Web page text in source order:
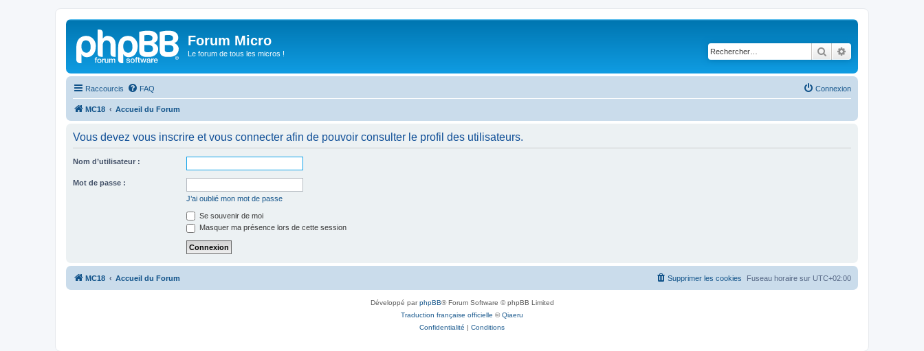
Forum Micro
Le forum de tous les micros ! Rechercher
Raccourcis FAQ Connexion
MC18 Accueil du Forum
Vous devez vous inscrire et vous connecter afin de pouvoir consulter le profil des utilisateurs.
Nom d’utilisateur :
Mot de passe :
J’ai oublié mon mot de passe
Se souvenir de moi
Masquer ma présence lors de cette session
MC18 Accueil du Forum Fuseau horaire sur UTC+02:00
Supprimer les cookies
Développé parphpBB® Forum Software © phpBB Limited
Traduction française officielle ©Qiaeru
Confidentialité | Conditions